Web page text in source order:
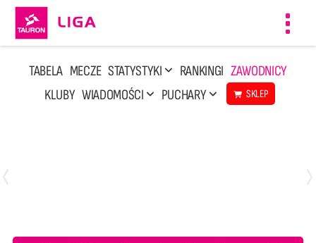
TABELA MECZE STATYSTYKI RANKINGI ZAWODNICY
KLUBY WIADOMOŚCI PUCHARY SKLEP